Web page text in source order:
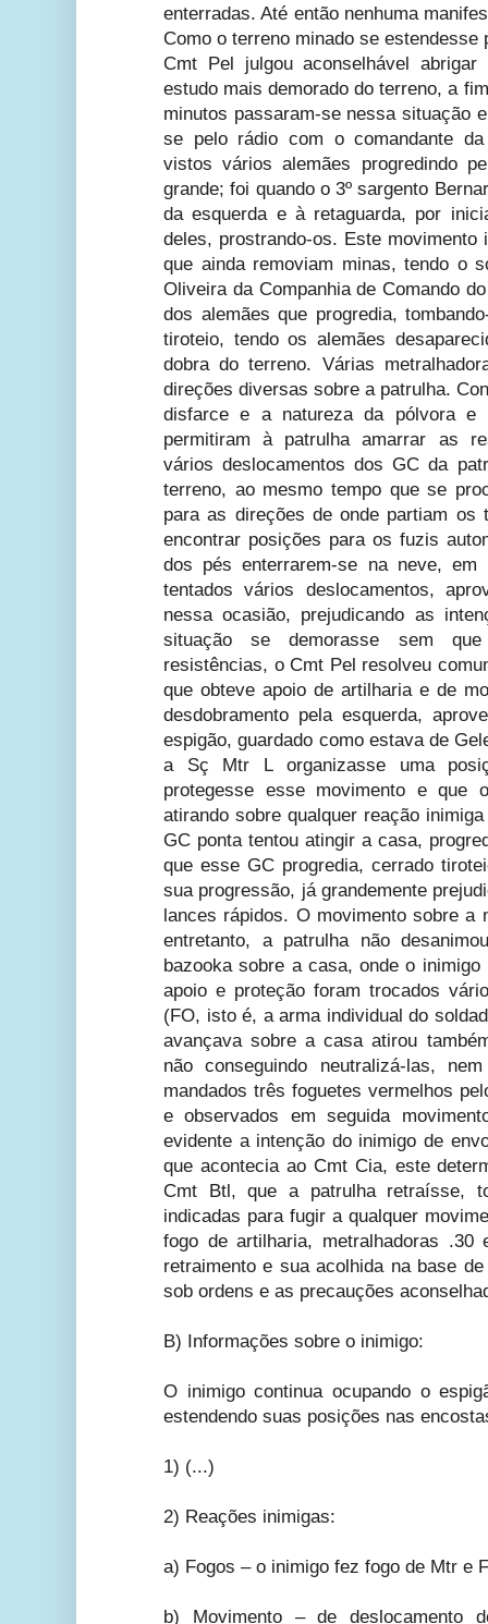
enterradas. Até então nenhuma
Como o terreno minado se
Cmt Pel julgou aconselhável
estudo mais demorado do terreno, a
minutos passaram-se nessa situação
se pelo rádio com o comandante
vistos vários alemães progredindo
grande; foi quando o 3º sargento
da esquerda e à retaguarda, por
deles, prostrando-os. Este
que ainda removiam minas, tendo o
Oliveira da Companhia de Comando
dos alemães que progredia,
tiroteio, tendo os alemães
dobra do terreno. Várias
direções diversas sobre a patrulha.
disfarce e a natureza da pólvora e
permitiram à patrulha amarrar as
vários deslocamentos dos GC da
terreno, ao mesmo tempo que se
para as direções de onde partiam os
encontrar posições para os fuzis
dos pés enterrarem-se na neve, em
tentados vários deslocamentos,
nessa ocasião, prejudicando as
situação se demorasse sem
resistências, o Cmt Pel resolveu
que obteve apoio de artilharia e de
desdobramento pela esquerda,
espigão, guardado como estava de
a Sç Mtr L organizasse uma
protegesse esse movimento e que
atirando sobre qualquer reação
GC ponta tentou atingir a casa,
que esse GC progredia, cerrado
sua progressão, já grandemente
lances rápidos. O movimento sobre a
entretanto, a patrulha não
bazooka sobre a casa, onde o
apoio e proteção foram trocados
(FO, isto é, a arma individual do
avançava sobre a casa atirou
não conseguindo neutralizá-las,
mandados três foguetes vermelhos
e observados em seguida
evidente a intenção do inimigo de
que acontecia ao Cmt Cia, este
Cmt Btl, que a patrulha retraísse,
indicadas para fugir a qualquer
fogo de artilharia, metralhadoras
retraimento e sua acolhida na base
sob ordens e as precauções
B) Informações sobre o inimigo:
O inimigo continua ocupando o
estendendo suas posições nas
1) (...)
2) Reações inimigas:
a) Fogos – o inimigo fez fogo de Mtr e
b) Movimento – de deslocamento